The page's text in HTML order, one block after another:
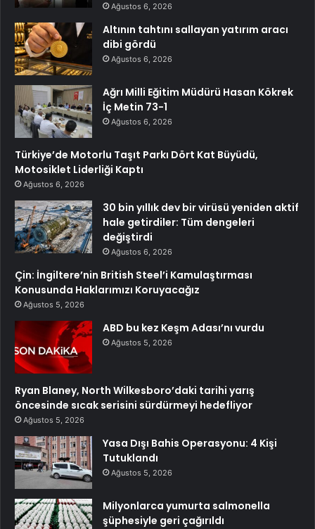
Ağustos 6, 2026
Altının tahtını sallayan yatırım aracı
dibi gördü
Ağustos 6, 2026
Ağrı Milli Eğitim Müdürü Hasan Kökrek
İç Metin 73-1
Ağustos 6, 2026
Türkiye’de Motorlu Taşıt Parkı Dört Kat Büyüdü,
Motosiklet Liderliği Kaptı
Ağustos 6, 2026
30 bin yıllık dev bir virüsü yeniden aktif
hale getirdiler: Tüm dengeleri
değiştirdi
Ağustos 6, 2026
Çin: İngiltere’nin British Steel’i Kamulaştırması
Konusunda Haklarımızı Koruyacağız
Ağustos 5, 2026
ABD bu kez Keşm Adası’nı vurdu
Ağustos 5, 2026
Ryan Blaney, North Wilkesboro’daki tarihi yarış
öncesinde sıcak serisini sürdürmeyi hedefliyor
Ağustos 5, 2026
Yasa Dışı Bahis Operasyonu: 4 Kişi
Tutuklandı
Ağustos 5, 2026
Milyonlarca yumurta salmonella
şüphesiyle geri çağırıldı